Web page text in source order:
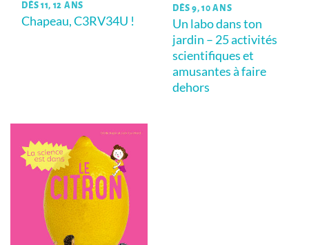
DÈS 11, 12 ANS
Chapeau, C3RV34U !
DÈS 9, 10 ANS
Un labo dans ton
jardin – 25 activités
scientifiques et
amusantes à faire
dehors